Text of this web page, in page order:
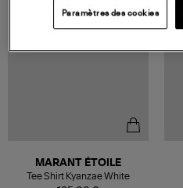
MARANT ÉTOILE
Tee Shirt Kyanzae White
Paramètres des cookies